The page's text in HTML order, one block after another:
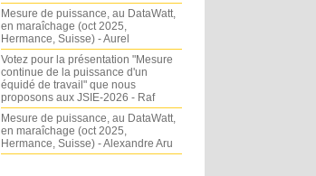
Mesure de puissance, au DataWatt,
en maraîchage (oct 2025,
Hermance, Suisse) - Aurel
Votez pour la présentation "Mesure
continue de la puissance d'un
équidé de travail" que nous
proposons aux JSIE-2026 - Raf
Mesure de puissance, au DataWatt,
en maraîchage (oct 2025,
Hermance, Suisse) - Alexandre Aru